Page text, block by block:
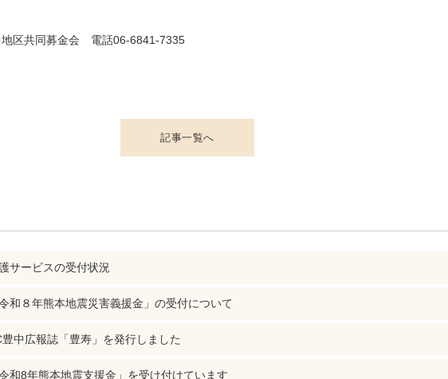
地区共同募金会 電話06-6841-7335
記事一覧へ
サービスの受付状況
令和８年熊本地震災害義援金」の受付について
豊中広報誌「豊寿」を発行しました
令和8年熊本地震支援金」を受け付けています